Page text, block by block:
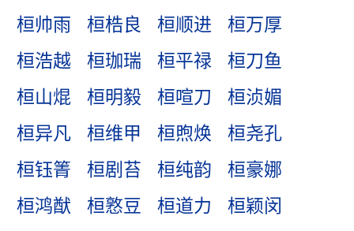
桓帅雨
桓梏良 桓顺进
桓万厚
桓浩越
桓珈瑞 桓平禄
桓刀鱼
桓山焜
桓明毅 桓喧刀
桓浈媚
桓异凡
桓维甲 桓煦焕
桓尧孔
桓钰箐
桓剧苔 桓纯韵
桓豪娜
桓鸿猷
桓憝豆 桓道力
桓颖闵